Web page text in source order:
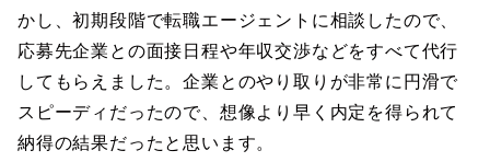
かし、初期段階で転職エージェントに相談したので、
応募先企業との面接日程や年収交渉などをすべて代行
してもらえました。企業とのやり取りが非常に円滑で
スピーディだったので、想像より早く内定を得られて
納得の結果だったと思います。